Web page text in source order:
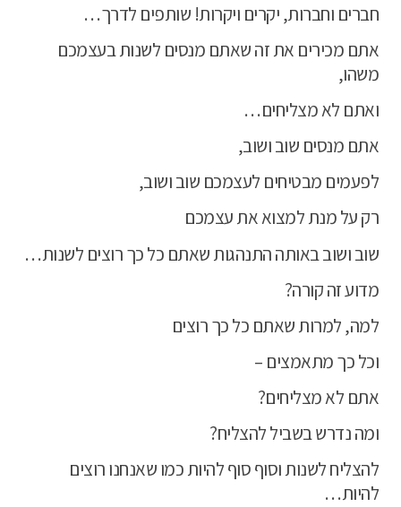
חברים וחברות, יקרים ויקרות! שותפים לדרך…
אתם מכירים את זה שאתם מנסים לשנות בעצמכם
משהו,
ואתם לא מצליחים…
אתם מנסים שוב ושוב,
לפעמים מבטיחים לעצמכם שוב ושוב,
רק על מנת למצוא את עצמכם
שוב ושוב באותה התנהגות שאתם כל כך רוצים לשנות…
מדוע זה קורה?
למה, למרות שאתם כל כך רוצים
וכל כך מתאמצים –
אתם לא מצליחים?
ומה נדרש בשביל להצליח?
להצליח לשנות וסוף סוף להיות כמו שאנחנו רוצים
להיות…